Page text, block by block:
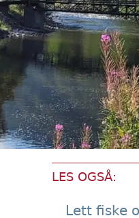
LES OGSÅ:
Lett fiske